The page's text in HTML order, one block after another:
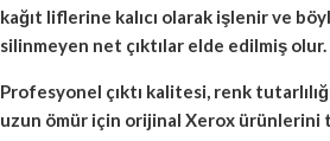
kağıt liflerine kalıcı olarak işlenir ve
silinmeyen net çıktılar elde edilmiş olur.
Profesyonel çıktı kalitesi, renk
uzun ömür için orijinal Xerox ürünlerini